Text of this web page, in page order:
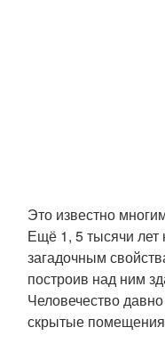
Это известно
Ещё 1, 5 тысячи лет
загадочным
построив над ним
Человечество
скрытые